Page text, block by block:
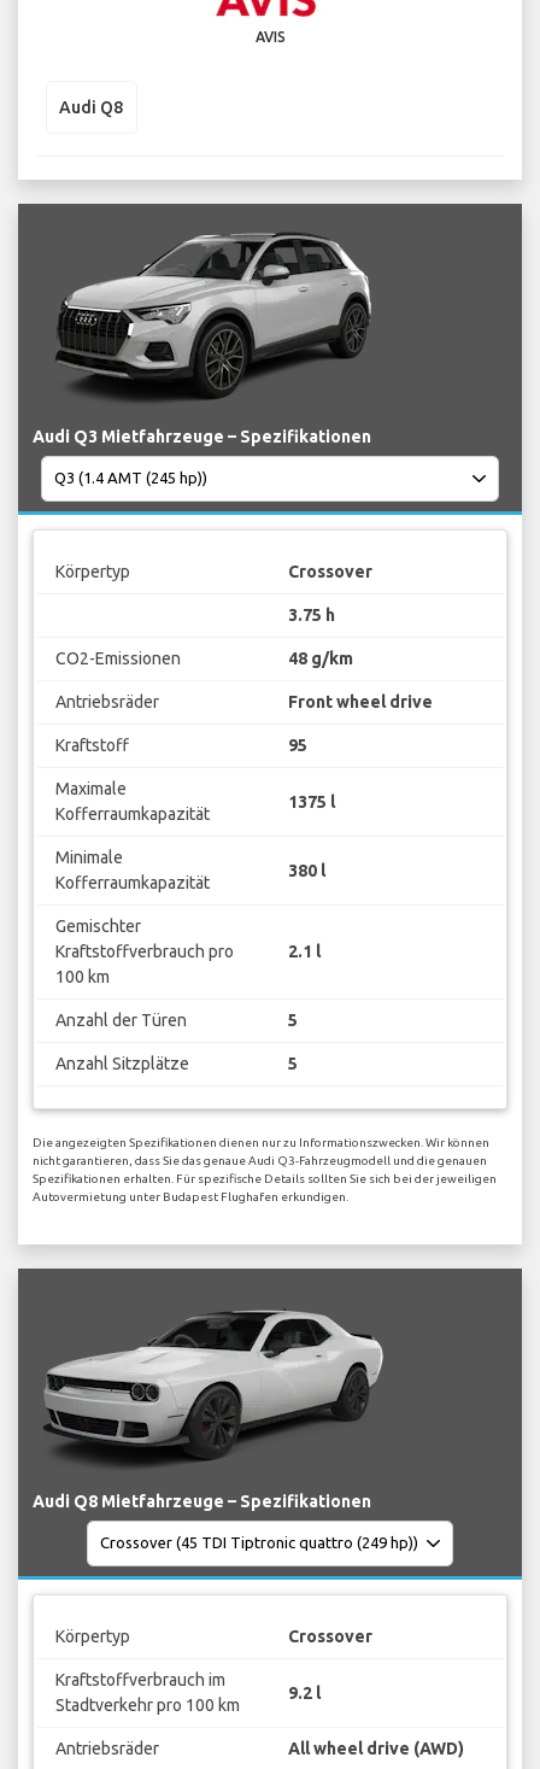
AVIS
Audi Q8
Audi Q3 Mietfahrzeuge – Spezifikationen
Körpertyp Crossover
3.75 h
CO2-Emissionen 48 g/km
Antriebsräder Front wheel drive
Kraftstoff 95
Maximale
Kofferraumkapazität
1375 l
Minimale
Kofferraumkapazität
380 l
Gemischter
Kraftstoffverbrauch pro
100 km
2.1 l
Anzahl der Türen 5
Anzahl Sitzplätze 5
Die angezeigten Spezifikationen dienen nur zu Informationszwecken. Wir können
nicht garantieren, dass Sie das genaue Audi Q3-Fahrzeugmodell und die genauen
Spezifikationen erhalten. Für spezifische Details sollten Sie sich bei der jeweiligen
Autovermietung unter Budapest Flughafen erkundigen.
Audi Q8 Mietfahrzeuge – Spezifikationen
Körpertyp Crossover
Kraftstoffverbrauch im
Stadtverkehr pro 100 km
9.2 l
Antriebsräder All wheel drive (AWD)